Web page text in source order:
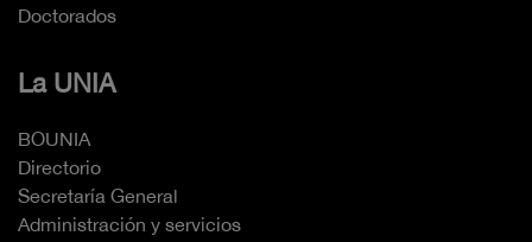
Doctorados
La UNIA
BOUNIA
Directorio
Secretaría General
Administración y servicios